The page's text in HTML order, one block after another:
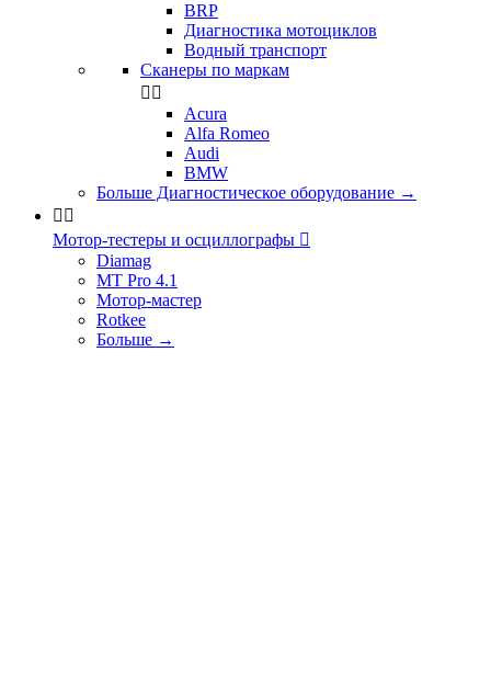
BRP
Диагностика мотоциклов
Водный транспорт
Сканеры по маркам
 
Acura
Alfa Romeo
Audi
BMW
Больше Диагностическое оборудование →
 
Мотор-тестеры и осциллографы 
Diamag
MT Pro 4.1
Мотор-мастер
Rotkee
Больше →